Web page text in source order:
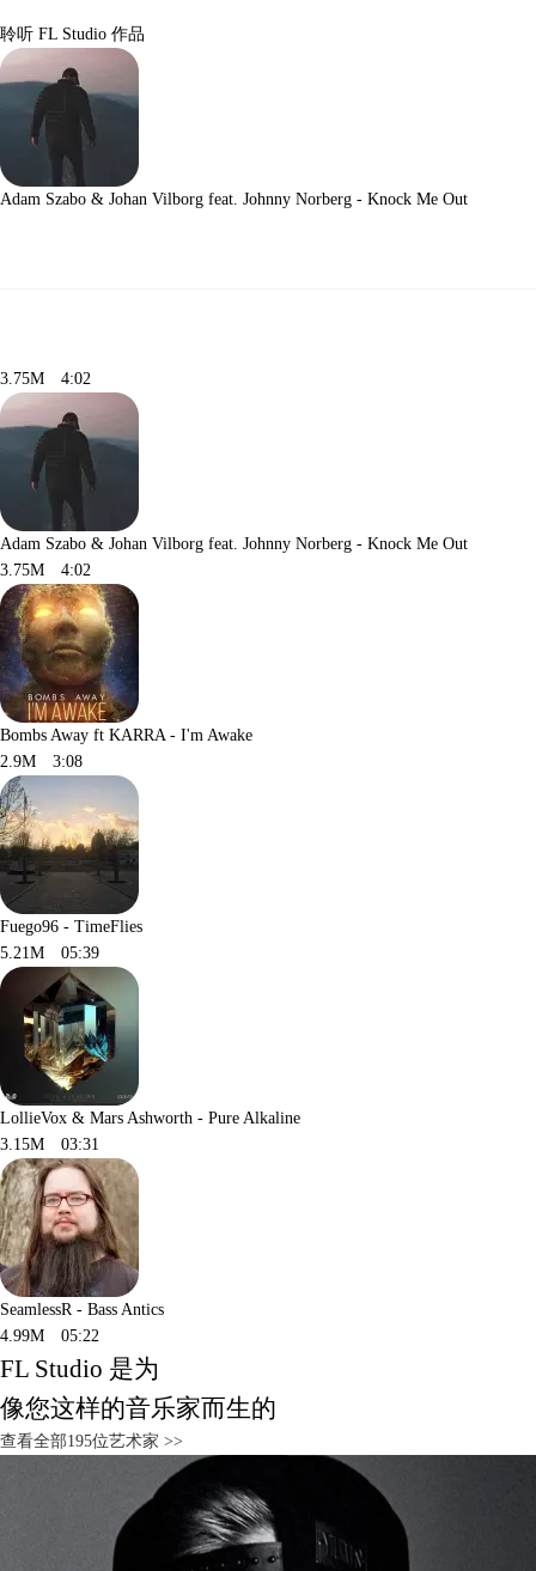
聆听 FL Studio 作品
Adam Szabo & Johan Vilborg feat. Johnny Norberg - Knock Me Out
3.75M 4:02
Adam Szabo & Johan Vilborg feat. Johnny Norberg - Knock Me Out
3.75M
4:02
Bombs Away ft KARRA - I'm Awake
2.9M
3:08
Fuego96 - TimeFlies
5.21M
05:39
LollieVox & Mars Ashworth - Pure Alkaline
3.15M
03:31
SeamlessR - Bass Antics
4.99M
05:22
FL Studio 是为
像您这样的音乐家而生的
查看全部195位艺术家 >>